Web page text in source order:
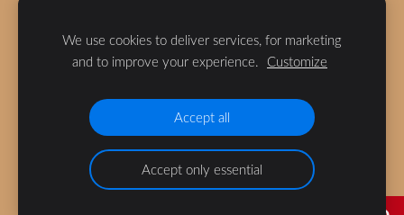
Blogā izmantotas bloga autores fotogrāfijas (ja vien nav
norādīts citādi).
We use cookies to deliver services, for marketing
and to improve your experience. Customize
Accept all
Accept only essential